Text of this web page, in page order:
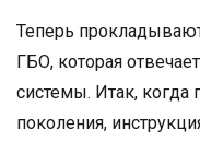
Теперь
ГБО, которая
системы. Итак, когда
поколения,